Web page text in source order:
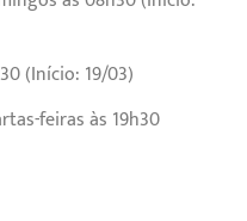
(Início: 19/03)
feiras às 19h30